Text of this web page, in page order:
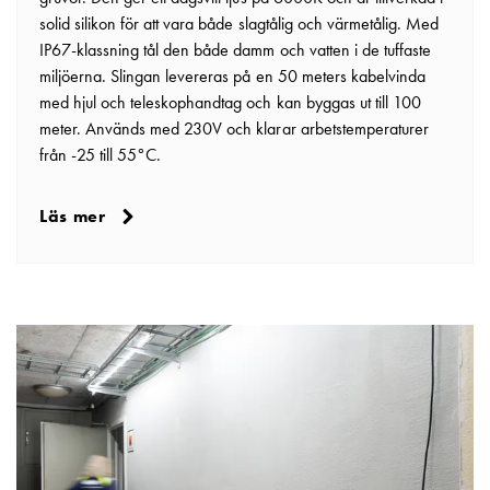
stolpar
Fördelningsskåp
mätare
Gatubelysningsskåp
Gatubelysningsskåp
matning
mobility
Kabelskåp
mobility
med
solid silikon för att vara både slagtålig och värmetålig. Med
IP67-klassning tål den både damm och vatten i de tuffaste
miljöerna. Slingan levereras på en 50 meters kabelvinda
med hjul och teleskophandtag och kan byggas ut till 100
meter. Används med 230V och klarar arbetstemperaturer
från -25 till 55°C.
Läs mer